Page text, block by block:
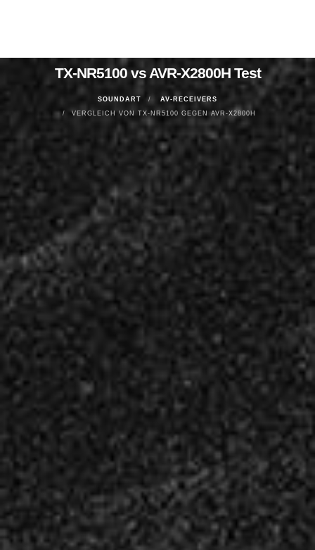
TX-NR5100 vs AVR-X2800H Test
SOUNDART
AV-RECEIVERS
VERGLEICH VON TX-NR5100 GEGEN AVR-X2800H